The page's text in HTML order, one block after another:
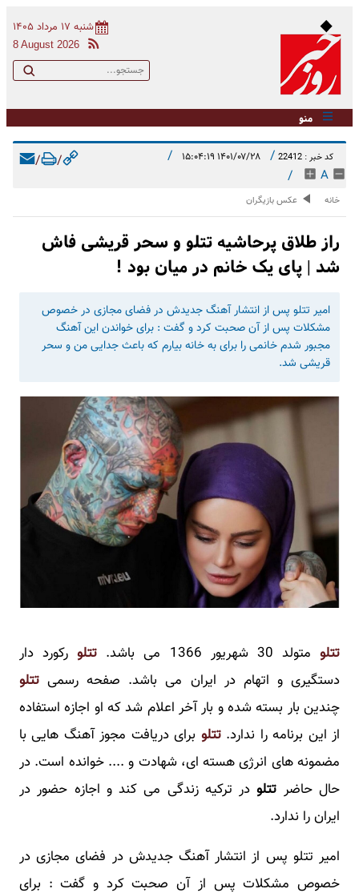
شنبه ۱۷ مرداد ۱۴۰۵
8 August 2026
منو
کد خبر : 22412 / ۱۴۰۱/۰۷/۲۸ ۱۵:۰۴:۱۹ /
A
/
/
/
خانه عکس بازیگران
راز طلاق پرحاشیه تتلو و سحر قریشی فاش
شد | پای یک خانم در میان بود !
امیر تتلو پس از انتشار آهنگ جدیدش در فضای مجازی در خصوص
مشکلات پس از آن صحبت کرد و گفت : برای خواندن این آهنگ
مجبور شدم خانمی را برای به خانه بیارم که باعث جدایی من و سحر
قریشی شد.
تتلومتولد 30 شهریور 1366 می باشد. تتلورکورد دار
دستگیری و اتهام در ایران می باشد. صفحه رسمی تتلو
چندین بار بسته شده و بار آخر اعلام شد که او اجازه استفاده
از این برنامه را ندارد.تتلو برای دریافت مجوز آهنگ هایی با
مضمونه های انرژی هسته ای، شهادت و .... خوانده است. در
حال حاضر تتلودر ترکیه زندگی می کند و اجازه حضور در
ایران را ندارد.
امیر تتلو پس از انتشار آهنگ جدیدش در فضای مجازی در
خصوص مشکلات پس از آن صحبت کرد و گفت : برای